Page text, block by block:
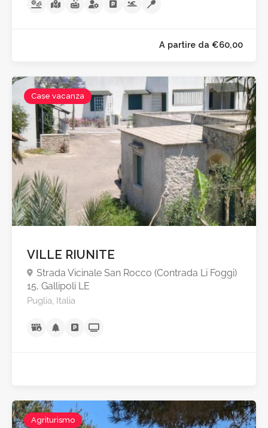
Case vacanza
VILLE RIUNITE
Strada Vicinale San Rocco (Contrada Li Foggi)
15, Gallipoli LE
Puglia, Italia
Agriturismo